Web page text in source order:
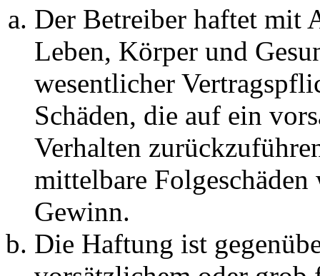
Der Betreiber haftet mit
Leben, Körper und
wesentlicher
Schäden, die auf ein
Verhalten
mittelbare Folgeschäden
Gewinn.
Die Haftung ist